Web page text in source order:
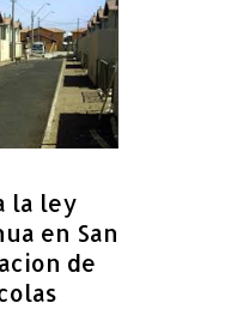
la ley
en San
de